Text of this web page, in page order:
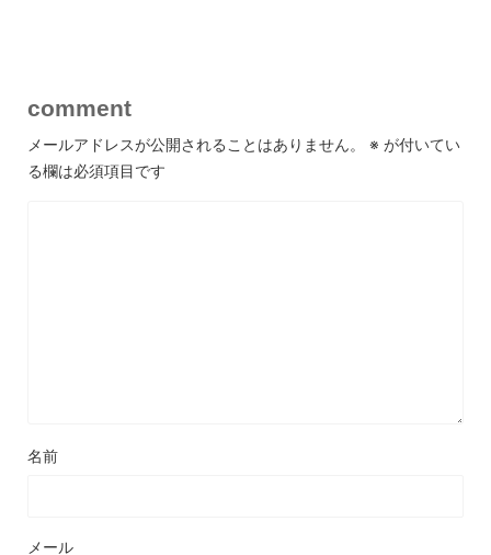
comment
メールアドレスが公開されることはありません。 ※ が付いてい
る欄は必須項目です
名前
メール